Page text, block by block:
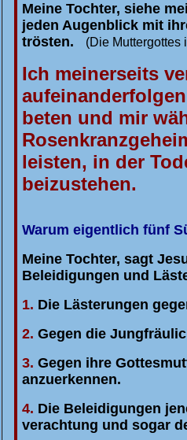
Meine Tochter, siehe
jeden Augenblick mit
trösten.
(Die Muttergottes
Ich meinerseits
beten und mir
leisten, in der
beizustehen.
Warum eigentlich fünf
Meine Tochter, sagt
Beleidigungen und
1. Die Lästerungen
2. Gegen die
3. Gegen ihre
anzuerkennen.
4. Die Beleidigungen
verachtung und sogar